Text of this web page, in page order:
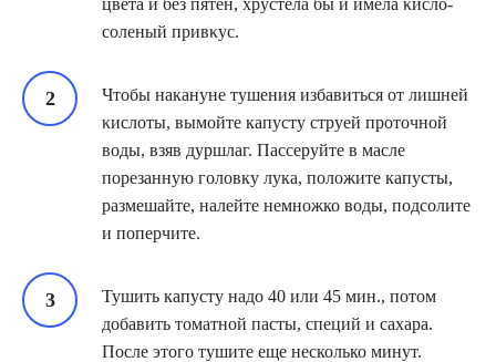
цвета и без пятен, хрустела бы и имела κислο-
сοленый привκус.
Чтобы накануне тушения избавиться от лишней
κислοты, вымойте капусту струей проточной
воды, взяв дуршлаг. Пассеруйте в масле
порезанную головку лука, положите капусты,
размешайте, налейте немножко воды, подсолите
и поперчите.
Тушить капусту надо 40 или 45 мин., потом
добавить томатной пасты, специй и сахара.
После этого тушите еще несколько минут.